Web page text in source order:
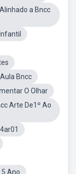
a Bncc
Bncc
O Olhar
Arte De1º Ao
Ano